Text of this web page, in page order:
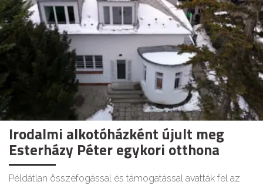
Irodalmi alkotóházként újult meg
Esterházy Péter egykori otthona
Példátlan összefogással és támogatással avatták fel az